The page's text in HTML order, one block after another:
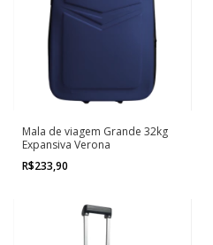
Mala de viagem Grande 32kg
Expansiva Verona
R$233,90